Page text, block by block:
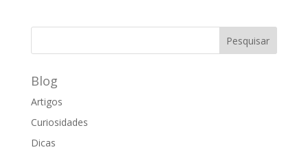
Blog
Artigos
Curiosidades
Dicas